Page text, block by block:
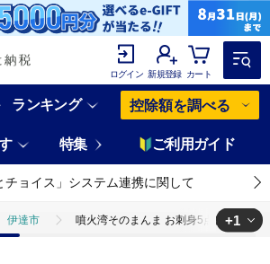
ログイン 新規登録 カート
ランキング 控除額を調べる
特集 ご利用ガイド
チョイス」システム連携に関して
伊達市 噴火湾そのまんま お刺身5点盛り(わさ
+1